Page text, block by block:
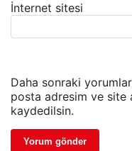
İnternet sitesi
Daha sonraki
posta adresim ve site
kaydedilsin.